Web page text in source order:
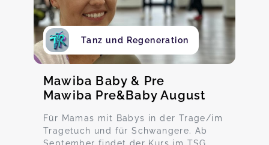
Tanz und Regeneration
Mawiba Baby & Pre
Mawiba Pre&Baby August
Für Mamas mit Babys in der Trage/im
Tragetuch und für Schwangere. Ab